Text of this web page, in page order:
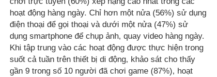
hoạt động hàng ngày. Chỉ hơn một nửa (56%) sử dụng
điện thoại để gọi thoại và dưới một nửa (47%) sử
dụng smartphone để chụp ảnh, quay video hàng ngày.
Khi tập trung vào các hoạt động được thực hiện trong
suốt cả tuần trên thiết bị di động, khảo sát cho thấy
gần 9 trong số 10 người đã chơi game (87%), hoạt